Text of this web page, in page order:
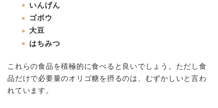
いんげん
ゴボウ
大豆
はちみつ
これらの食品を積極的に食べると良いでしょう。ただし食
品だけで必要量のオリゴ糖を摂るのは、むずかしいと言わ
れています。